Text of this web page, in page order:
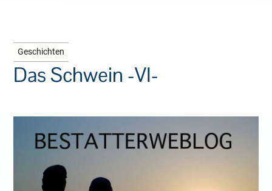
Geschichten
Das Schwein -VI-